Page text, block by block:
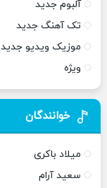
آلبوم جدید
تک آهنگ جدید
موزیک ویدیو جدید
ویژه
خوانندگان
میلاد باکری
سعید آرام